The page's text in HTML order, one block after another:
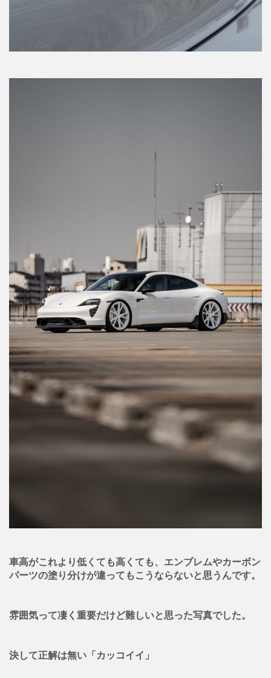
車高がこれより低くても高くても、エンブレムやカーボン
パーツの塗り分けが違ってもこうならないと思うんです。
雰囲気って凄く重要だけど難しいと思った写真でした。
決して正解は無い「カッコイイ」